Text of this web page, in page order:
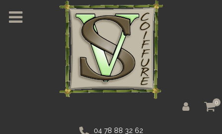
0
04 78 88 32 62